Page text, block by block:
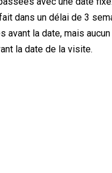
dans un délai de 3
avant la date, mais
la date de la visite.